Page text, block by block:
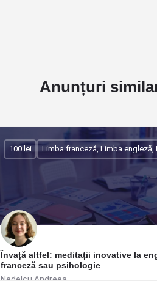
Anunțuri
Învață altfel: meditații inovative la
franceză sau psihologie
Nedelcu Andreea
100 lei Limba franceză, Limba engleză,